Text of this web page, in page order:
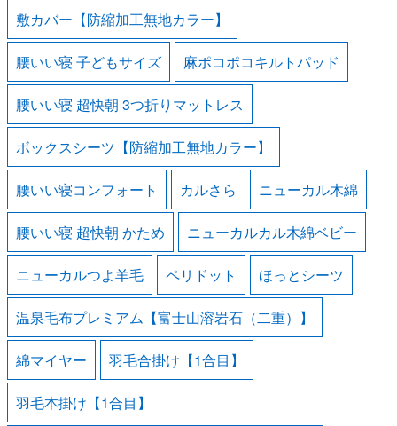
敷カバー【防縮加工無地カラー】
腰いい寝 子どもサイズ 麻ポコポコキルトパッド
腰いい寝 超快朝 3つ折りマットレス
ボックスシーツ【防縮加工無地カラー】
腰いい寝コンフォート カルさら ニューカル木綿
腰いい寝 超快朝 かため ニューカルカル木綿ベビー
ニューカルつよ羊毛 ペリドット ほっとシーツ
温泉毛布プレミアム【富士山溶岩石（二重）】
綿マイヤー 羽毛合掛け【1合目】
羽毛本掛け【1合目】